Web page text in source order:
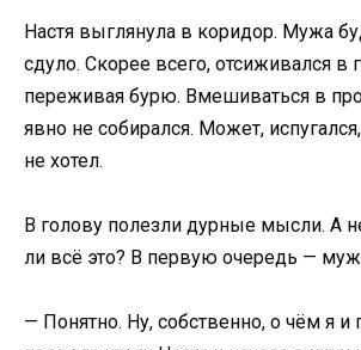
Настя выглянула в коридор. Мужа
сдуло. Скорее всего, отсиживался в
переживая бурю. Вмешиваться в
явно не собирался. Может,
не хотел.
В голову полезли дурные мысли. А
ли всё это? В первую очередь —
— Понятно. Ну, собственно, о чём я и